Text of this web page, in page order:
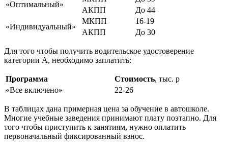
«Оптимальный»
АКПП
До 44
«Индивидуальный»
МКПП
16-19
АКПП
До 30
Для того чтобы получить водительское удостоверение
категории А, необходимо заплатить:
Программа Стоимость, тыс. р
«Все включено»
22-26
В таблицах дана примерная цена за обучение в автошколе.
Многие учебные заведения принимают плату поэтапно. Для
того чтобы приступить к занятиям, нужно оплатить
первоначальный фиксированный взнос.